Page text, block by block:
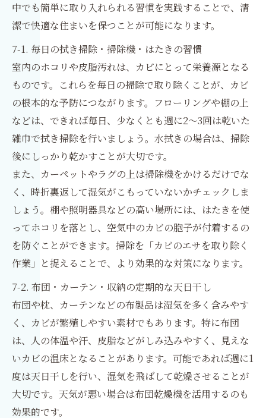
中でも簡単に取り入れられる習慣を実践することで、清
潔で快適な住まいを保つことが可能になります。
7-1. 毎日の拭き掃除・掃除機・はたきの習慣
室内のホコリや皮脂汚れは、カビにとって栄養源となる
ものです。これらを毎日の掃除で取り除くことが、カビ
の根本的な予防につながります。フローリングや棚の上
などは、できれば毎日、少なくとも週に2〜3回は乾いた
雑巾で拭き掃除を行いましょう。水拭きの場合は、掃除
後にしっかり乾かすことが大切です。
また、カーペットやラグの上は掃除機をかけるだけでな
く、時折裏返して湿気がこもっていないかチェックしま
しょう。棚や照明器具などの高い場所には、はたきを使
ってホコリを落とし、空気中のカビの胞子が付着するの
を防ぐことができます。掃除を「カビのエサを取り除く
作業」と捉えることで、より効果的な対策になります。
7-2. 布団・カーテン・収納の定期的な天日干し
布団や枕、カーテンなどの布製品は湿気を多く含みやす
く、カビが繁殖しやすい素材でもあります。特に布団
は、人の体温や汗、皮脂などがしみ込みやすく、見えな
いカビの温床となることがあります。可能であれば週に1
度は天日干しを行い、湿気を飛ばして乾燥させることが
大切です。天気が悪い場合は布団乾燥機を活用するのも
効果的です。